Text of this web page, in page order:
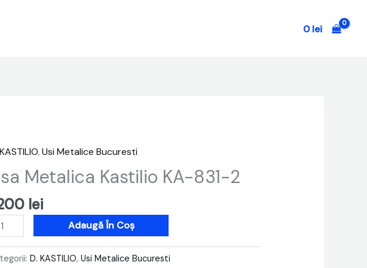
0lei
,Usi Metalice Bucuresti
Metalica Kastilio KA-831-2
lei
Adaugă În Coș
D. KASTILIO,Usi Metalice Bucuresti